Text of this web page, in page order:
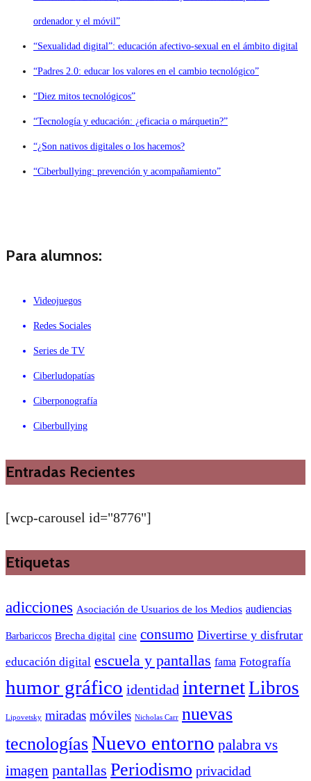
ordenador y el móvil”
“Sexualidad digital”: educación afectivo-sexual en el ámbito digital
“Padres 2.0: educar los valores en el cambio tecnológico”
“Diez mitos tecnológicos”
“Tecnología y educación: ¿eficacia o márquetin?”
“¿Son nativos digitales o los hacemos?
“Ciberbullying: prevención y acompañamiento”
Para alumnos:
Videojuegos
Redes Sociales
Series de TV
Ciberludopatías
Ciberponografía
Ciberbullying
Entradas Recientes
[wcp-carousel id="8776"]
Etiquetas
adicciones Asociación de Usuarios de los Medios audiencias
Barbariccos Brecha digital cine consumo Divertirse y disfrutar
educación digital escuela y pantallas fama Fotografía
humor gráfico identidad internetLibros
Lipovetsky miradas móviles Nicholas Carr nuevas
tecnologíasNuevo entorno palabra vs
imagen pantallas Periodismo privacidad